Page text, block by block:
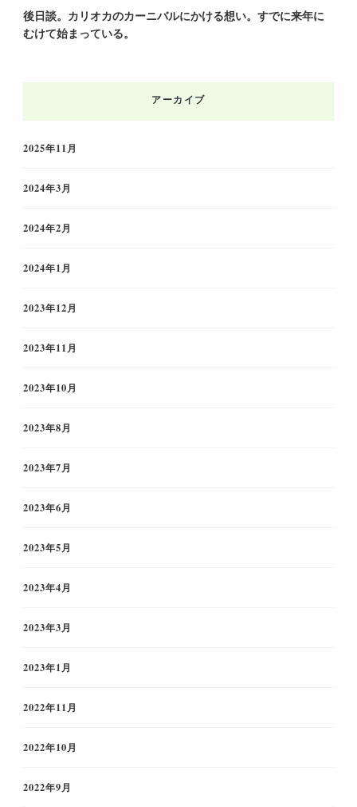
後日談。カリオカのカーニバルにかける想い。すでに来年に
むけて始まっている。
アーカイブ
2025年11月
2024年3月
2024年2月
2024年1月
2023年12月
2023年11月
2023年10月
2023年8月
2023年7月
2023年6月
2023年5月
2023年4月
2023年3月
2023年1月
2022年11月
2022年10月
2022年9月